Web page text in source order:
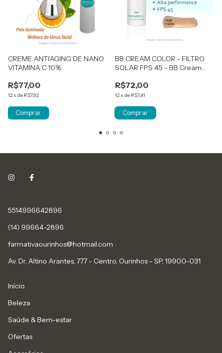
CREME ANTIAGING DE NANO
VITAMINA C 10%
R$77,00
12x de R$7,92
BB CREAM COLOR - FILTRO
SOLAR FPS 45 - BB Cream
R$72,00
12x de R$7,41
5514996642896
(14) 99664-2896
farmativaourinhos@hotmail.com
Av. Dr. Altino Arantes, 777 - Centro, Ourinhos - SP, 19900-031
Início
Beleza
Saúde & Bem-estar
Ofertas